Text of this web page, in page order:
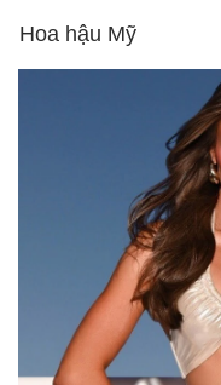
Hoa hậu Mỹ